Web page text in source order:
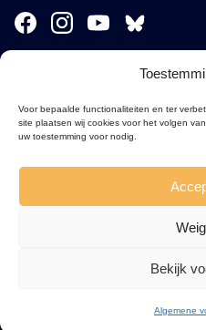
Voor bepaalde functionaliteiten en ter
site plaatsen wij cookies voor het volgen
uw toestemming voor nodig.
Bekijk
Algemene